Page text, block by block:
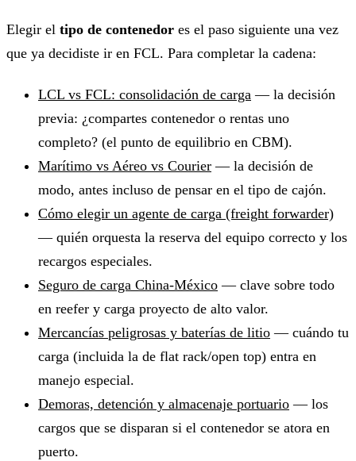
Elegir el tipo de contenedor es el paso siguiente una vez
que ya decidiste ir en FCL. Para completar la cadena:
LCL vs FCL: consolidación de carga — la decisión
previa: ¿compartes contenedor o rentas uno
completo? (el punto de equilibrio en CBM).
Marítimo vs Aéreo vs Courier — la decisión de
modo, antes incluso de pensar en el tipo de cajón.
Cómo elegir un agente de carga (freight forwarder)
— quién orquesta la reserva del equipo correcto y los
recargos especiales.
Seguro de carga China-México — clave sobre todo
en reefer y carga proyecto de alto valor.
Mercancías peligrosas y baterías de litio — cuándo tu
carga (incluida la de flat rack/open top) entra en
manejo especial.
Demoras, detención y almacenaje portuario — los
cargos que se disparan si el contenedor se atora en
puerto.